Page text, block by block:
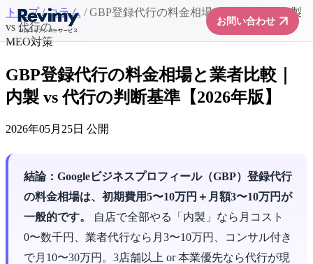
お問い合わせarrow_forward
トップ / コラム / GBP登録代行の料金相場と業者比較｜内製
vs 代行の...
MEO対策
GBP登録代行の料金相場と業者比較｜
内製 vs 代行の判断基準【2026年版】
2026年05月25日 公開
結論：Googleビジネスプロフィール（GBP）登録代行
の料金相場は、初期費用5〜10万円＋月額3〜10万円が
一般的です。
自店で全部やる「内製」なら月コスト
0〜数千円、業者代行なら月3〜10万円、コンサル付き
で月10〜30万円。3店舗以上 or 本業優先なら代行が現